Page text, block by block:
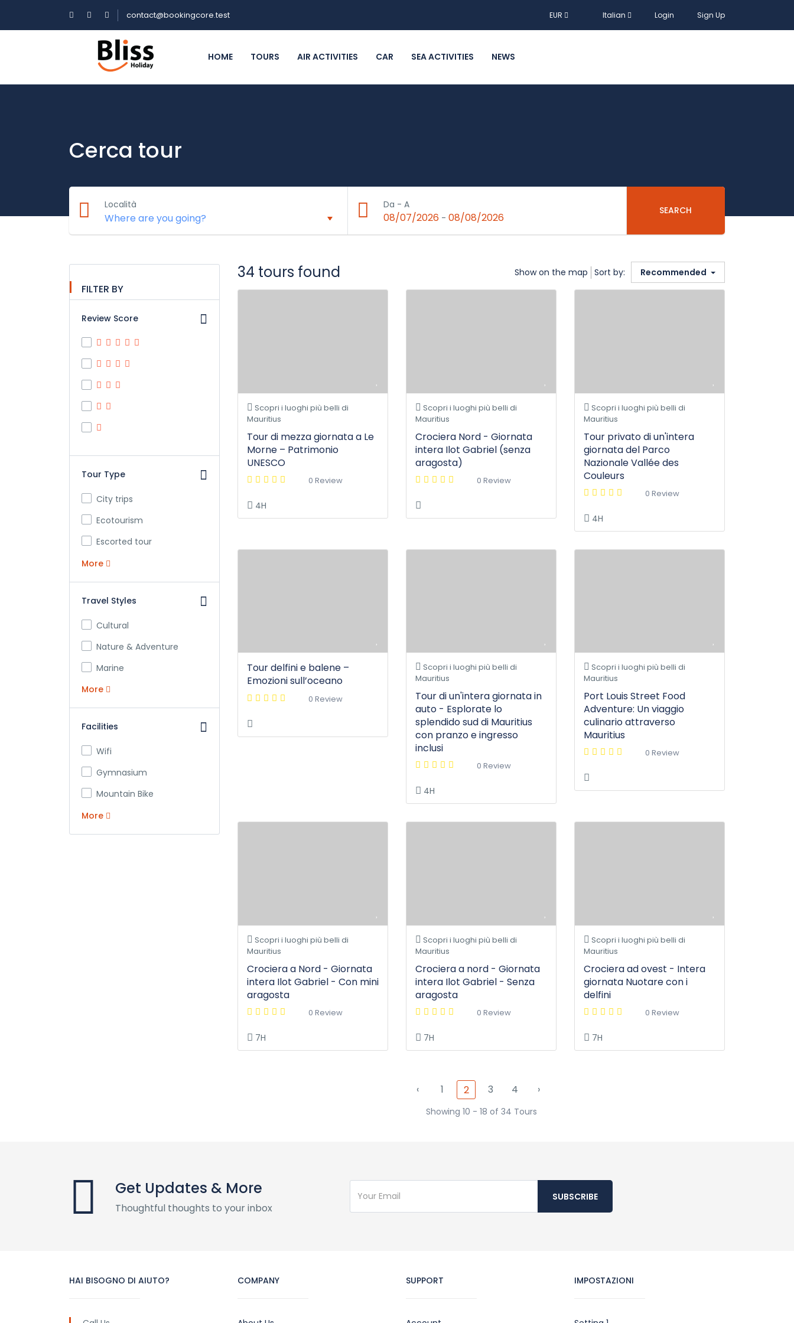
contact@bookingcore.test EUR Italian Login Sign Up
HOME TOURS AIR ACTIVITIES CAR SEA ACTIVITIES NEWS
Cerca tour
Località Da - A
08/07/2026 - 08/08/2026
SEARCH
FILTER BY
Review Score
Tour Type
City trips
Ecotourism
Escorted tour
More
Travel Styles
Cultural
Nature & Adventure
Marine
More
Facilities
Wifi
Gymnasium
Mountain Bike
More
34 tours found Show on the map Sort by: Recommended
Scopri i luoghi più belli di
Mauritius
Tour di mezza giornata a Le
Morne – Patrimonio
UNESCO
0 Review
4H
Scopri i luoghi più belli di
Mauritius
Crociera Nord - Giornata
intera Ilot Gabriel (senza
aragosta)
0 Review
Scopri i luoghi più belli di
Mauritius
Tour privato di un'intera
giornata del Parco
Nazionale Vallée des
Couleurs
0 Review
4H
Tour delfini e balene –
Emozioni sull’oceano
0 Review
Scopri i luoghi più belli di
Mauritius
Tour di un'intera giornata in
auto - Esplorate lo
splendido sud di Mauritius
con pranzo e ingresso
inclusi
0 Review
4H
Scopri i luoghi più belli di
Mauritius
Port Louis Street Food
Adventure: Un viaggio
culinario attraverso
Mauritius
0 Review
Scopri i luoghi più belli di
Mauritius
Crociera a Nord - Giornata
intera Ilot Gabriel - Con mini
aragosta
0 Review
7H
Scopri i luoghi più belli di
Mauritius
Crociera a nord - Giornata
intera Ilot Gabriel - Senza
aragosta
0 Review
7H
Scopri i luoghi più belli di
Mauritius
Crociera ad ovest - Intera
giornata Nuotare con i
delfini
0 Review
7H
‹ 1 2 3 4 ›
Showing 10 - 18 of 34 Tours
Get Updates & More
Thoughtful thoughts to your inbox
SUBSCRIBE
HAI BISOGNO DI AIUTO? COMPANY SUPPORT IMPOSTAZIONI